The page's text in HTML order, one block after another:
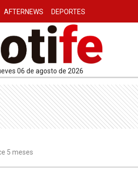
AFTERNEWS DEPORTES
06 de agosto de 2026
5 meses